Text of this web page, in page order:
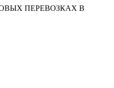
ПЕРЕВОЗКАХ В